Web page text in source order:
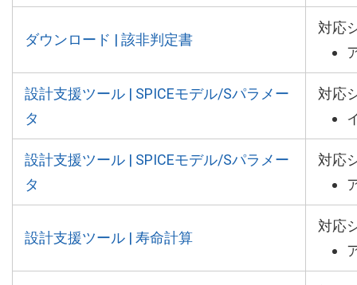
ダウンロード | 該非判定書
対応
設計支援ツール | SPICEモデル/Sパラメー
タ
対応
設計支援ツール | SPICEモデル/Sパラメー
タ
対応
設計支援ツール | 寿命計算
対応